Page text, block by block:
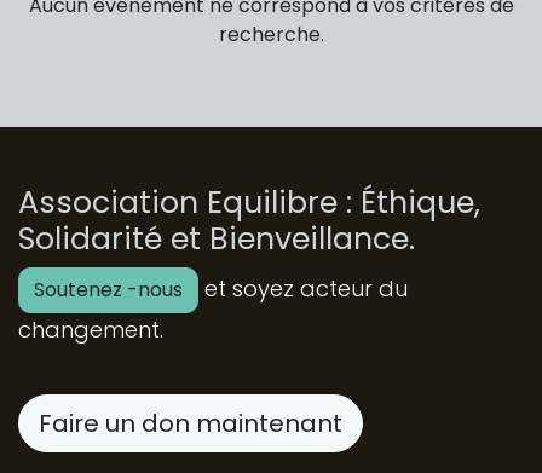
recherche.
Association Equilibre : Éthique,
Solidarité et Bienveillance.
Soutenez -nous
et soyez acteur du
changement.
Faire un don maintenant